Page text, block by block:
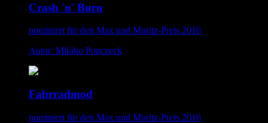
Crash 'n' Burn
nominiert für den Max und Moritz-Preis 2016
Autor: Mikiko Ponczeck
Fahrradmod
nominiert für den Max und Moritz-Preis 2016